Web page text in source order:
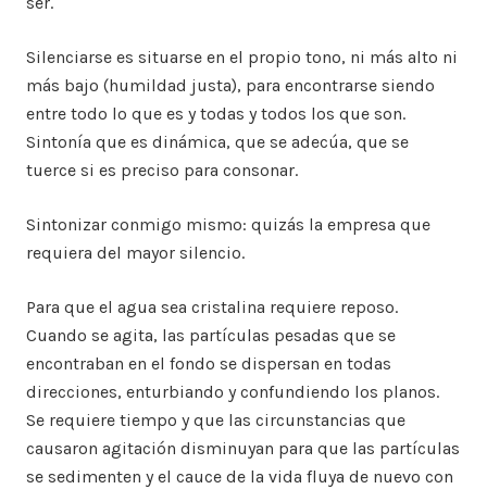
Silenciarse es situarse en el propio tono, ni más alto ni
más bajo (humildad justa), para encontrarse siendo
entre todo lo que es y todas y todos los que son.
Sintonía que es dinámica, que se adecúa, que se
tuerce si es preciso para consonar.
Sintonizar conmigo mismo: quizás la empresa que
requiera del mayor silencio.
Para que el agua sea cristalina requiere reposo.
Cuando se agita, las partículas pesadas que se
encontraban en el fondo se dispersan en todas
direcciones, enturbiando y confundiendo los planos.
Se requiere tiempo y que las circunstancias que
causaron agitación disminuyan para que las partículas
se sedimenten y el cauce de la vida fluya de nuevo con